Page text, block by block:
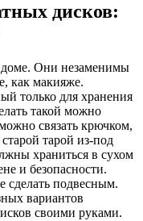
дисков:
доме. Они незаменимы
как макияже.
только для хранения
такой можно
связать крючком,
тарой из-под
храниться в сухом
и безопасности.
подвесным.
вариантов
своими руками.